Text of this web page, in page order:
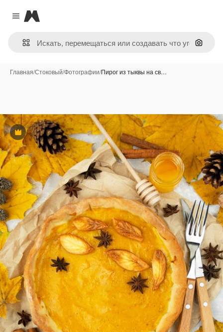
Close menu
Magnific
Поиск
Главная/Стоковый/Фотографии/Пирог из тыквы на св…
Премиум